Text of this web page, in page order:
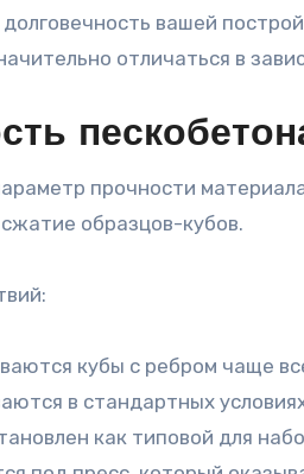
вашей
отличаться в
прочности
образцов-кубов.
кубы с ребром чаще
в стандартных
как типовой для